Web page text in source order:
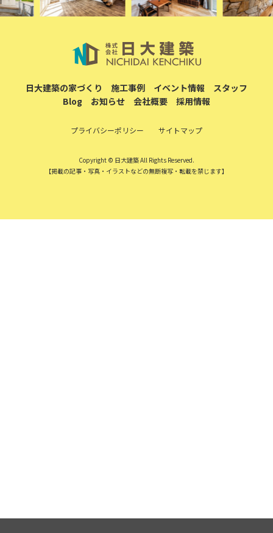
Copyright © 日大建築 All Rights Reserved.
【掲載の記事・写真・イラストなどの無断複写・転載を禁じます】